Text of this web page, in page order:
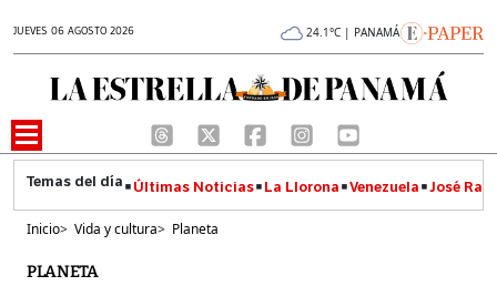
JUEVES 06 AGOSTO 2026 24.1°C | PANAMÁ
Últimas Noticias La Llorona Venezuela José
Inicio> Vida y cultura> Planeta
PLANETA